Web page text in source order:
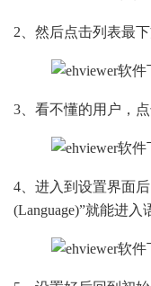
2、然后点击列表最
3、看不懂的用户，
4、进入到设置界面
(Language)”就能进入